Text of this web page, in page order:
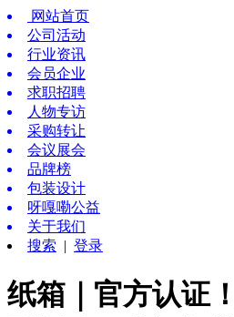
网站首页
公司活动
行业资讯
会员企业
求职招聘
人物专访
采购转让
会议展会
品牌榜
包装设计
呀嘎嘞公益
关于我们
搜索 | 登录
纸箱｜官方认证